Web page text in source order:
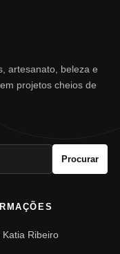
artesanato, beleza e
projetos cheios de
Procurar
Katia Ribeiro